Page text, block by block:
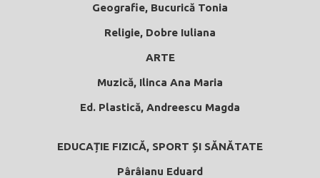
Geografie, Bucurică Tonia
Religie, Dobre Iuliana
ARTE
Muzică, Ilinca Ana Maria
Ed. Plastică, Andreescu Magda
EDUCAȚIE FIZICĂ, SPORT ȘI SĂNĂTATE
Pârâianu Eduard